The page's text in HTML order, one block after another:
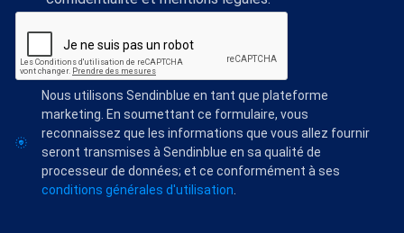
Nous utilisons Sendinblue en tant que plateforme
marketing. En soumettant ce formulaire, vous
reconnaissez que les informations que vous allez fournir
seront transmises à Sendinblue en sa qualité de
processeur de données; et ce conformément à ses
conditions générales d'utilisation